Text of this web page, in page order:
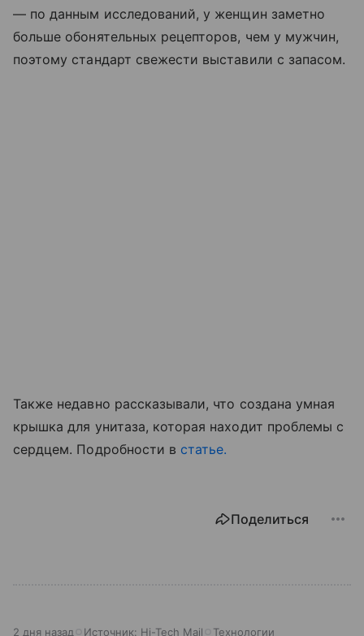
— по данным исследований, у женщин заметно
больше обонятельных рецепторов, чем у мужчин,
поэтому стандарт свежести выставили с запасом.
Также недавно рассказывали, что создана умная
крышка для унитаза, которая находит проблемы с
сердцем. Подробности в статье.
Поделиться
2 дня назад Источник: Hi-Tech Mail Технологии